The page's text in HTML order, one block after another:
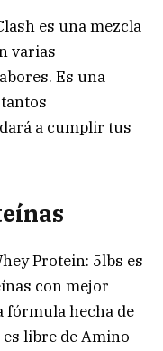
es una mezcla
varias
Es una
a cumplir tus
Protein: 5lbs es
con mejor
fórmula hecha de
libre de Amino